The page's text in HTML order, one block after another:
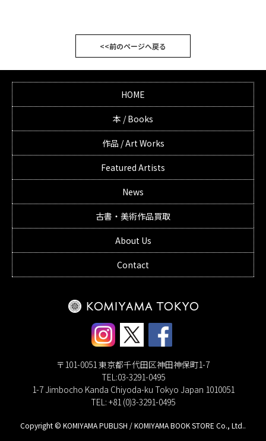
<<前のページへ戻る
HOME
本 / Books
作品 / Art Works
Featured Artists
News
古書・美術作品買取
About Us
Contact
〒101-0051 東京都千代田区神田神保町1-7
TEL:03-3291-0495
1-7 Jimbocho Kanda Chiyoda-ku Tokyo Japan 1010051
TEL: +81 (0)3-3291-0495
Copyright © KOMIYAMA PUBLISH / KOMIYAMA BOOK STORE Co., Ltd..